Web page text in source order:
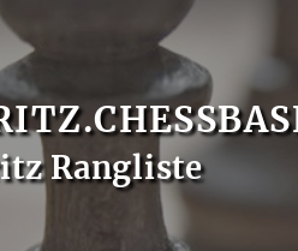
Rangliste